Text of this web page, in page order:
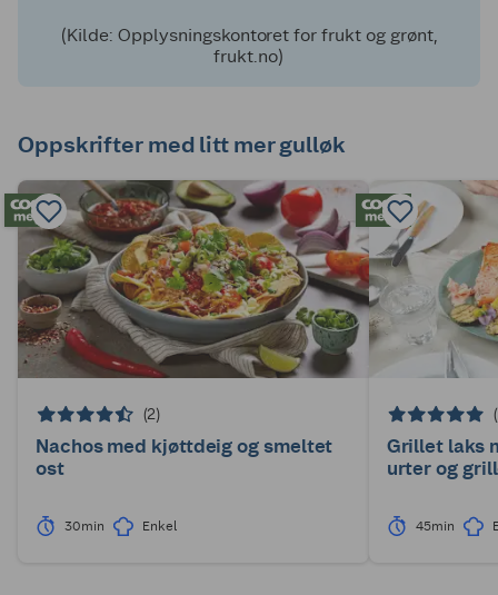
(Kilde: Opplysningskontoret for frukt og grønt,
frukt.no)
Oppskrifter med litt mer gulløk
(2)
Nachos med kjøttdeig og smeltet
ost
30min Enkel
Grillet laks
urter og
45min